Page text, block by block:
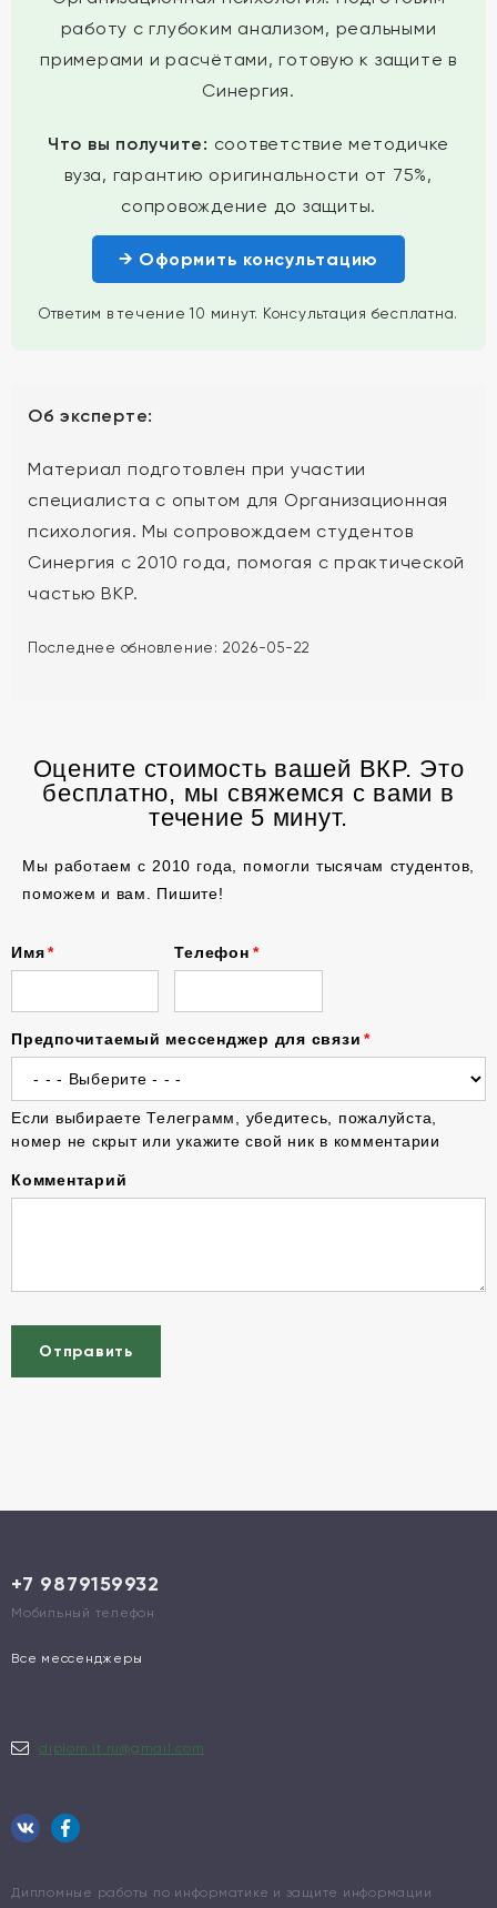
работу с глубоким анализом, реальными
примерами и расчётами, готовую к защите в
Синергия.
Что вы получите: соответствие методичке
вуза, гарантию оригинальности от 75%,
сопровождение до защиты.
→ Оформить консультацию
Ответим в течение 10 минут. Консультация бесплатна.
Об эксперте:
Материал подготовлен при участии
специалиста с опытом для Организационная
психология. Мы сопровождаем студентов
Синергия с 2010 года, помогая с практической
частью ВКР.
Последнее обновление: 2026-05-22
Оцените стоимость вашей ВКР. Это
бесплатно, мы свяжемся с вами в
течение 5 минут.
Мы работаем с 2010 года, помогли тысячам студентов,
поможем и вам. Пишите!
Имя Телефон
Предпочитаемый мессенджер для связи
Если выбираете Телеграмм, убедитесь, пожалуйста,
номер не скрыт или укажите свой ник в комментарии
Комментарий
Отправить
+7 9879159932
Мобильный телефон
Все мессенджеры
diplom.it.ru@gmail.com
Дипломные работы по информатике и защите информации